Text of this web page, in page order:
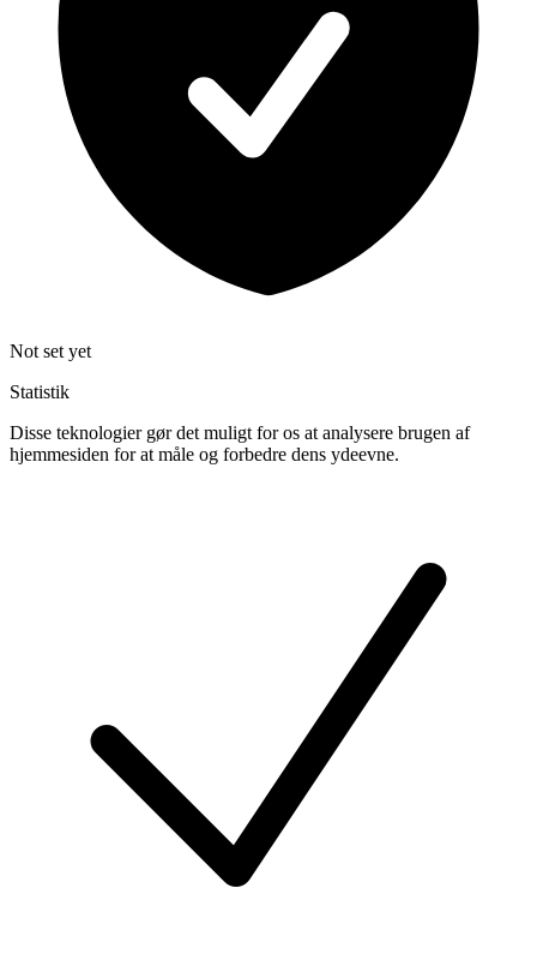
Not set yet
Statistik
Disse teknologier gør det muligt for os at analysere brugen af
hjemmesiden for at måle og forbedre dens ydeevne.